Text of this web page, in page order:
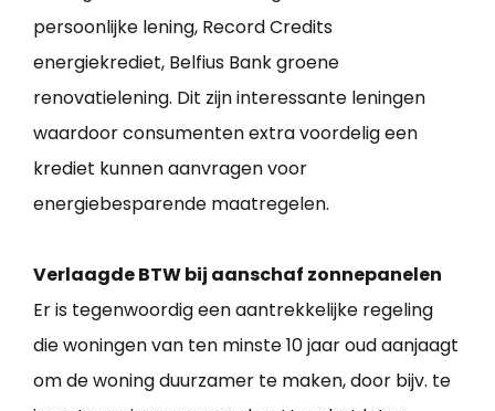
persoonlijke lening, Record Credits
energiekrediet, Belfius Bank groene
renovatielening. Dit zijn interessante leningen
waardoor consumenten extra voordelig een
krediet kunnen aanvragen voor
energiebesparende maatregelen.
Verlaagde BTW bij aanschaf zonnepanelen
Er is tegenwoordig een aantrekkelijke regeling
die woningen van ten minste 10 jaar oud aanjaagt
om de woning duurzamer te maken, door bijv. te